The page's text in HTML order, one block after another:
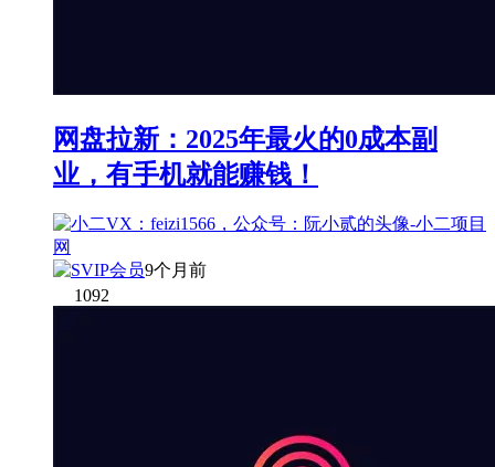
网盘拉新：2025年最火的0成本副
业，有手机就能赚钱！
9个月前
1092